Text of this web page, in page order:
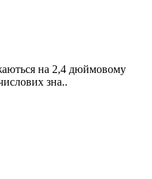
на 2,4 дюймовому
зна..